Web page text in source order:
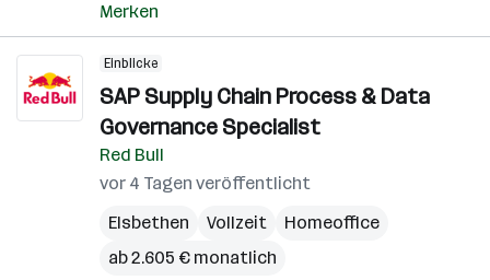
Merken
Einblicke
SAP Supply Chain Process & Data
Governance Specialist
Red Bull
vor 4 Tagen veröffentlicht
Elsbethen
Vollzeit
Homeoffice
ab 2.605 € monatlich